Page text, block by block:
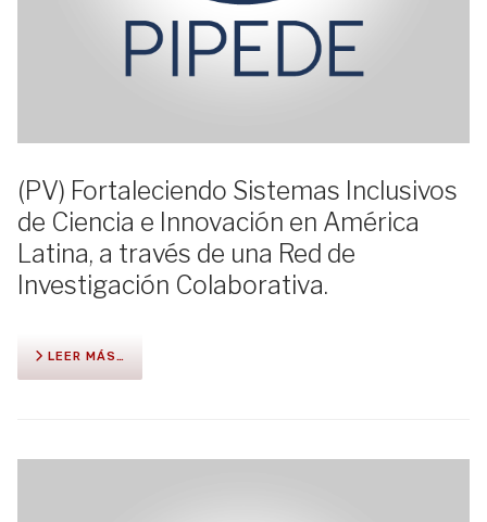
(PV) Fortaleciendo Sistemas Inclusivos
de Ciencia e Innovación en América
Latina, a través de una Red de
Investigación Colaborativa.
LEER MÁS…